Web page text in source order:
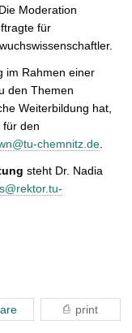
Moderation
für
im Rahmen einer
den Themen
Weiterbildung hat,
für den
chemnitz.de.
steht Dr. Nadia
print